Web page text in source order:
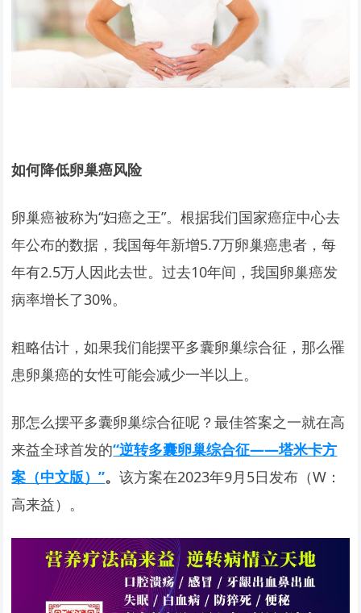
如何降低卵巢癌风险
卵巢癌被称为“妇癌之王”。根据我们国家癌症中心去
年公布的数据，我国每年新增5.7万卵巢癌患者，每
年有2.5万人因此去世。过去10年间，我国卵巢癌发
病率增长了30%。
粗略估计，如果我们能摆平多囊卵巢综合征，那么罹
患卵巢癌的女性可能会减少一半以上。
那怎么摆平多囊卵巢综合征呢？最佳答案之一就在高
来益全球首发的“逆转多囊卵巢综合征——塔米卡方
案（中文版）”。该方案在2023年9月5日发布（W：
高来益）。